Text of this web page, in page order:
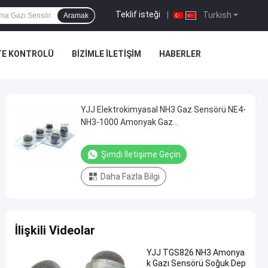
Turkish
Teklif isteği
Aramak
KONTROLÜ BIZIMLE İLETIŞIM HABERLER
YJJ Elektrokimyasal NH3 Gaz Sensörü NE4-
NH3-1000 Amonyak Gaz
Şimdi İletişime Geçin
Daha Fazla Bilgi
İlişkili Videolar
YJJ TGS826 NH3 Amonya
k Gazı Sensörü Soğuk Dep